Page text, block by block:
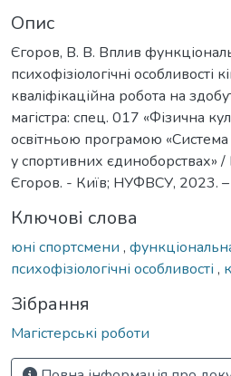
Опис
Єгоров, В. В. Вплив
психофізіологічні особливості
кваліфікаційна робота на
магістра: спец. 017 «Фізична
освітньою програмою «Система
у спортивних єдиноборствах» /
Єгоров. - Київ; НУФВСУ, 2023. –
Ключові слова
юні спортсмени ,
психофізіологічні особливості ,
Зібрання
Магістерські роботи